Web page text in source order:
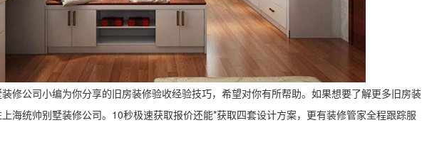
修公司小编为你分享的旧房装修验收经验技巧，希望对你有所帮助。如果想要了解更多旧房装
海统帅别墅装修公司。10秒极速获取报价还能*获取四套设计方案，更有装修管家全程跟踪服